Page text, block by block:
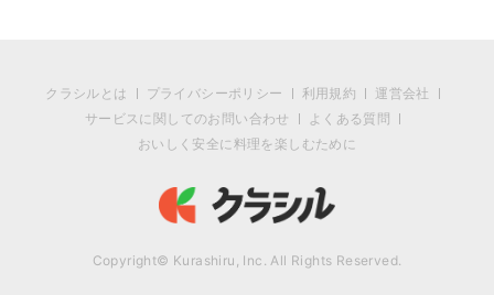
クラシルとは プライバシーポリシー 利用規約
運営会社
サービスに関してのお問い合わせ
よくある質問
おいしく安全に料理を楽しむために
Copyright© Kurashiru, Inc. All Rights Reserved.